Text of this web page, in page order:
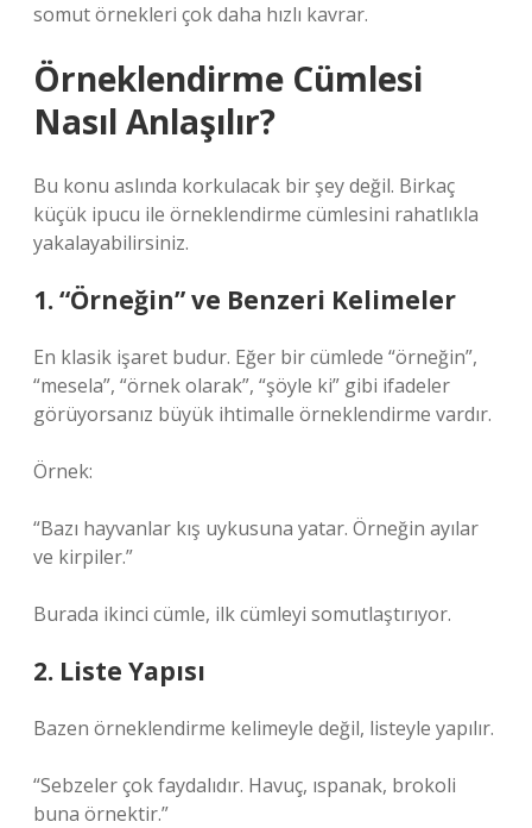
somut örnekleri çok daha hızlı kavrar.
Örneklendirme Cümlesi
Nasıl Anlaşılır?
Bu konu aslında korkulacak bir şey değil. Birkaç
küçük ipucu ile örneklendirme cümlesini rahatlıkla
yakalayabilirsiniz.
1. “Örneğin” ve Benzeri Kelimeler
En klasik işaret budur. Eğer bir cümlede “örneğin”,
“mesela”, “örnek olarak”, “şöyle ki” gibi ifadeler
görüyorsanız büyük ihtimalle örneklendirme vardır.
Örnek:
“Bazı hayvanlar kış uykusuna yatar. Örneğin ayılar
ve kirpiler.”
Burada ikinci cümle, ilk cümleyi somutlaştırıyor.
2. Liste Yapısı
Bazen örneklendirme kelimeyle değil, listeyle yapılır.
“Sebzeler çok faydalıdır. Havuç, ıspanak, brokoli
buna örnektir.”